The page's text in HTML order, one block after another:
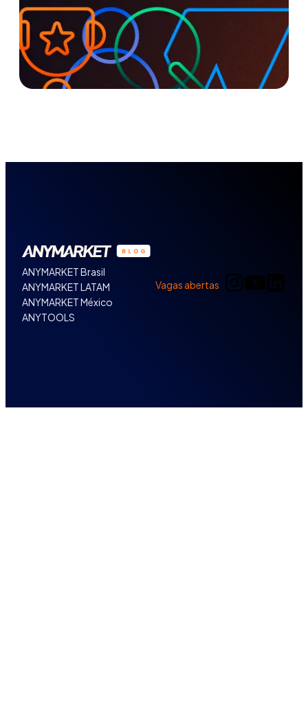
ANYMARKET Brasil
ANYMARKET LATAM
ANYMARKET México
ANYTOOLS
Vagas abertas